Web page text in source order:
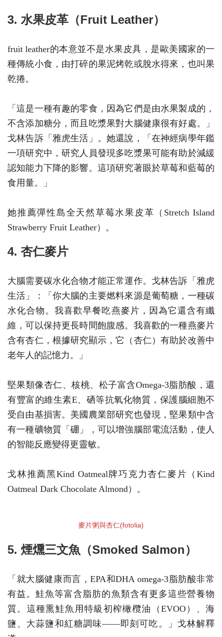
3. 水果皮革（Fruit Leather）
fruit leather的本意並不是水果皮具，是歐美國家的一
種傳統小食，由打碎的果泥烤乾或脫水得來，也叫果
乾捲。
「這是一種有趣的零食，因為它們是由水果製成的，
不含添加糖分，而且吃漿果對大腦健康很有好處。」
戈林告訴「雅虎生活」。她還說，「在神經病學年鑑
一項研究中，研究人員發現多吃漿果可能有助於減緩
認知能力下降的影響。這項研究著眼於草莓和藍莓的
食用量。」
她推薦彈性島全天然草莓水果皮革（Stretch Island
Strawberry Fruit Leather）。
4. 杏仁麥片
大腦需要碳水化合物才能正常運作。戈林告訴「雅虎
生活」：「你大腦的主要燃料來源是葡萄糖，一種碳
水化合物。我喜歡早餐吃燕麥片，因為它還含有纖
維，可以保持更長時間飽腹感。我喜歡的一種燕麥片
含有杏仁，根據研究顯示，它（杏仁）有助於改善中
老年人的記憶力。」
堅果類像杏仁、核桃、松子富含Omega-3脂肪酸，還
有豐富的維生素E、硒等抗氧化物質，保護腦細胞不
受自由基損害。美國農業部研究也發現，堅果類中含
有一種礦物質「硼」，可以增強腦部電流活動，使人
的智能反應變得更靈敏。
戈林推薦黑Kind Oatmeal牌巧克力杏仁麥片（Kind
Oatmeal Dark Chocolate Almond）。
麥片粥與杏仁(fotolia)
5. 煙燻三文魚（Smoked Salmon）
「就大腦健康而言，EPA和DHA omega-3脂肪酸非常
有益。鮭魚等富含脂肪的魚類含有更多這些營養物
質。這種熏鮭魚用特級初榨橄欖油（EVOO）、海
鹽、大蒜鹽和紅糖調味——即刻可吃。」戈林解釋